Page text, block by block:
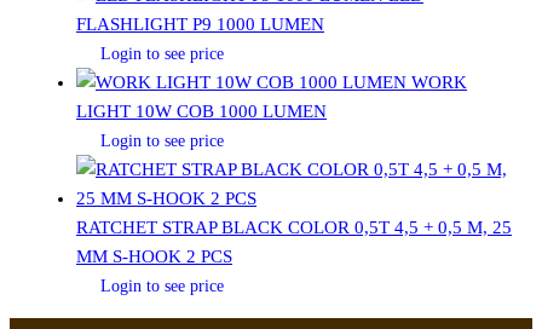
FLASHLIGHT P9 1000 LUMEN
Login to see price
WORK
LIGHT 10W COB 1000 LUMEN
Login to see price
RATCHET STRAP BLACK COLOR 0,5T 4,5 + 0,5 M, 25
MM S-HOOK 2 PCS
Login to see price